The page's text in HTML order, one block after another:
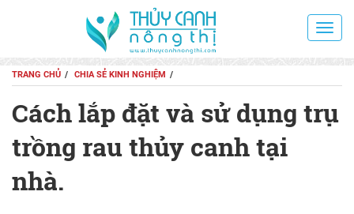
TRANG CHỦ CHIA SẺ KINH NGHIỆM
Cách lắp đặt và sử dụng trụ
trồng rau thủy canh tại
nhà.